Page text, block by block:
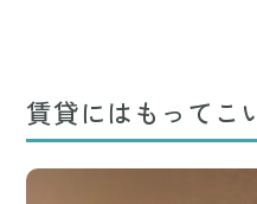
賃貸にはもってこ